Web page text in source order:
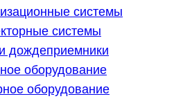
системы
системы
дождеприемники
оборудование
оборудование